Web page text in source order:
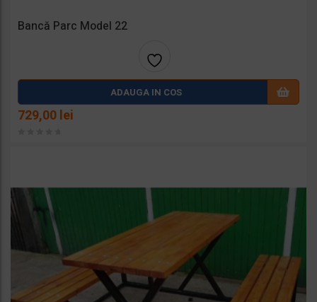
Bancă Parc Model 22
Adaug
ADAUGA IN COS
729,00lei